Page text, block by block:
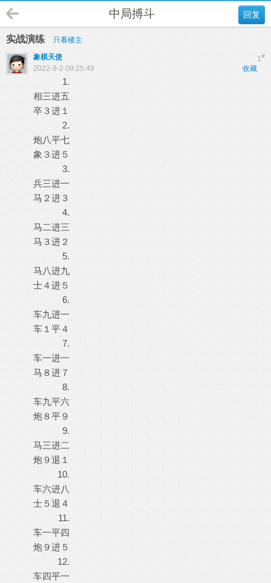
回复
中局搏斗
实战演练 只看楼主
1#
象棋天使
收藏
2022-9-2 09:25:49
1.
相三进五
卒３进１
2.
炮八平七
象３进５
3.
兵三进一
马２进３
4.
马二进三
马３进２
5.
马八进九
士４进５
6.
车九进一
车１平４
7.
车一进一
马８进７
8.
车九平六
炮８平９
9.
马三进二
炮９退１
10.
车六进八
士５退４
11.
车一平四
炮９进５
12.
车四平一